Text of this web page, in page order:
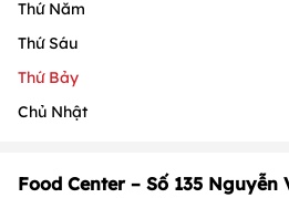
Thứ Năm
Thứ Sáu
Thứ Bảy
Chủ Nhật
Food Center – Số 135 Nguyễn